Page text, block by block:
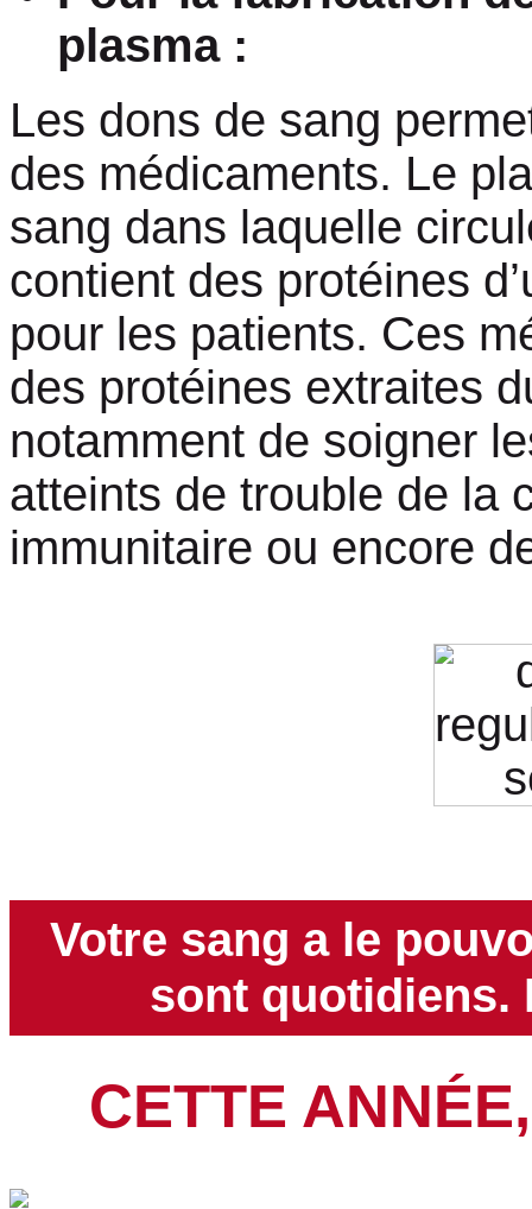
plasma :
Les dons de sang
des médicaments. Le
sang dans laquelle
contient des protéines
pour les patients. Ces
des protéines extraites
notamment de soigner
atteints de trouble de la
immunitaire ou encore
Votre sang a le
sont quotidiens.
CETTE